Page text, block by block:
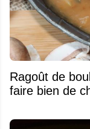
Ragoût de
faire bien de